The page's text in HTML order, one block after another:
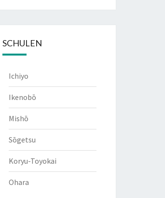
SCHULEN
Ichiyo
Ikenobō
Mishō
Sōgetsu
Koryu-Toyokai
Ohara